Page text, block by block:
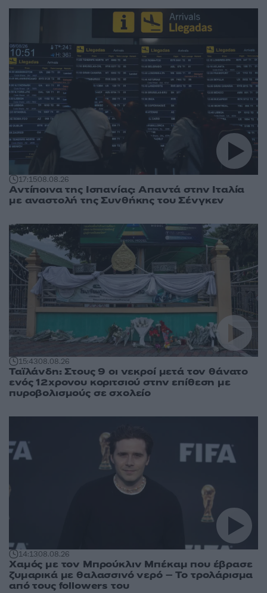
17:1508.08.26
Αντίποινα της Ισπανίας: Απαντά στην Ιταλία
με αναστολή της Συνθήκης του Σένγκεν
15:4308.08.26
Ταϊλάνδη: Στους 9 οι νεκροί μετά τον θάνατο
ενός 12χρονου κοριτσιού στην επίθεση με
πυροβολισμούς σε σχολείο
14:1308.08.26
Χαμός με τον Μπρούκλιν Μπέκαμ που έβρασε
ζυμαρικά με θαλασσινό νερό – Το τρολάρισμα
από τους followers του